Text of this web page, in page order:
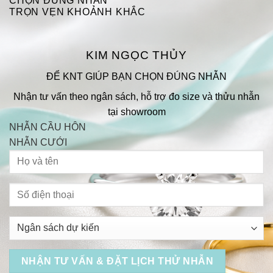
TRỌN VẸN KHOẢNH KHẮC
KIM NGỌC THỦY
ĐỂ KNT GIÚP BẠN CHỌN ĐÚNG NHẪN
Nhận tư vấn theo ngân sách, hỗ trợ đo size và thửu nhẫn
tại showroom
NHẪN CẦU HÔN
NHẪN CƯỚI